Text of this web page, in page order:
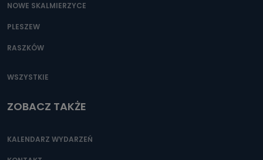
NOWE SKALMIERZYCE
PLESZEW
RASZKÓW
WSZYSTKIE
ZOBACZ TAKŻE
KALENDARZ WYDARZEŃ